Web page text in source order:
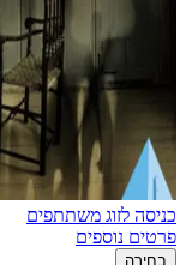
כניסה לזוג משתתפים
פרטים נוספים
בחירה